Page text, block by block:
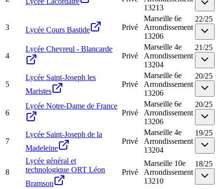
13213
3 Lycée Cours Bastide Privé
Marseille 6e
Arrondissement
13206
22/25
4
Lycée Chevreul - Blancarde
Privé
Marseille 4e
Arrondissement
13204
21/25
5
Lycée Saint-Joseph les
Maristes
Privé
Marseille 6e
Arrondissement
13206
20/25
6
Lycée Notre-Dame de France
Privé
Marseille 6e
Arrondissement
13206
20/25
7
Lycée Saint-Joseph de la
Madeleine
Privé
Marseille 4e
Arrondissement
13204
19/25
8
Lycée général et
technologique ORT Léon
Bramson
Privé
Marseille 10e
Arrondissement
13210
18/25